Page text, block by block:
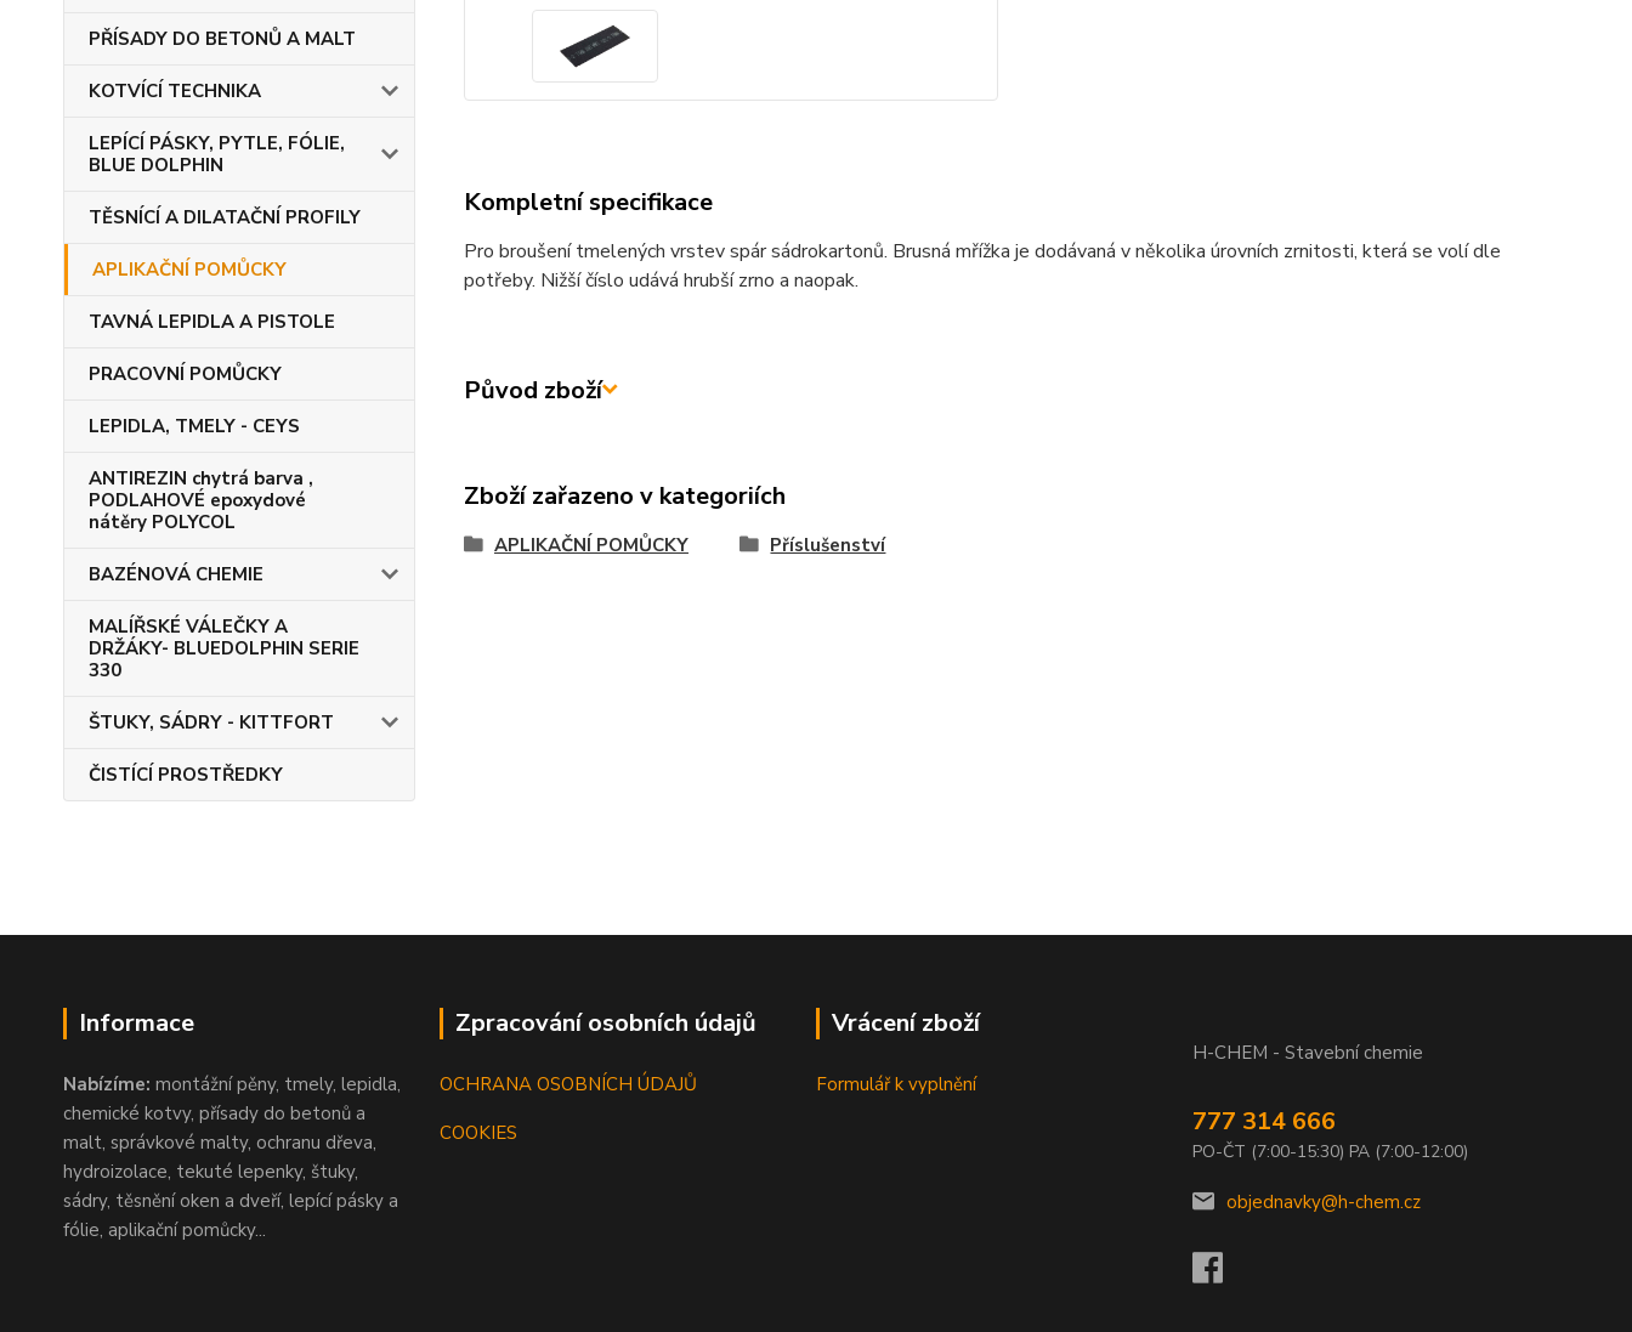
PŘÍSADY DO BETONŮ A MALT
KOTVÍCÍ TECHNIKA
LEPÍCÍ PÁSKY, PYTLE, FÓLIE,
BLUE DOLPHIN
TĚSNÍCÍ A DILATAČNÍ PROFILY
APLIKAČNÍ POMŮCKY
TAVNÁ LEPIDLA A PISTOLE
PRACOVNÍ POMŮCKY
LEPIDLA, TMELY - CEYS
ANTIREZIN chytrá barva ,
PODLAHOVÉ epoxydové
nátěry POLYCOL
BAZÉNOVÁ CHEMIE
MALÍŘSKÉ VÁLEČKY A
DRŽÁKY- BLUEDOLPHIN SERIE
330
ŠTUKY, SÁDRY - KITTFORT
ČISTÍCÍ PROSTŘEDKY
Kompletní specifikace
Pro broušení tmelených vrstev spár sádrokartonů. Brusná mřížka je dodávaná v několika úrovních zrnitosti, která se volí dle
potřeby. Nižší číslo udává hrubší zrno a naopak.
Původ zboží
Zboží zařazeno v kategoriích
APLIKAČNÍ POMŮCKY Příslušenství
Informace
Nabízíme: montážní pěny, tmely, lepidla,
chemické kotvy, přísady do betonů a
malt, správkové malty, ochranu dřeva,
hydroizolace, tekuté lepenky, štuky,
sádry, těsnění oken a dveří, lepící pásky a
fólie, aplikační pomůcky...
Zpracování osobních údajů
OCHRANA OSOBNÍCH ÚDAJŮ
COOKIES
Vrácení zboží
Formulář k vyplnění
H-CHEM - Stavební chemie
777 314 666
PO-ČT (7:00-15:30) PA (7:00-12:00)
objednavky@h-chem.cz